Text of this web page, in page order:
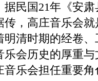
民国21年《安
传，高庄音乐会
清时期的经卷
会历史的厚重
音乐会担任重要